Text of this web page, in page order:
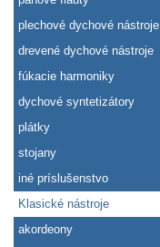
plechové dychové nástroje
drevené dychové nástroje
fúkacie harmoniky
dychové syntetizátory
plátky
stojany
iné príslušenstvo
Klasické nástroje
akordeony